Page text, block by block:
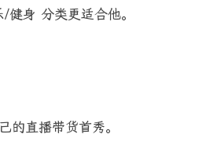
身 分类更适合他。
直播带货首秀。